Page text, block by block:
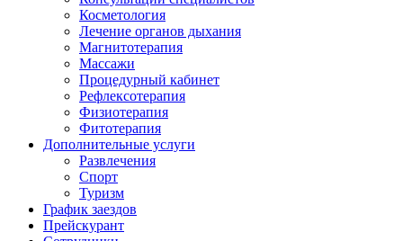
Косметология
Лечение органов дыхания
Магнитотерапия
Массажи
Процедурный кабинет
Рефлексотерапия
Физиотерапия
Фитотерапия
Дополнительные услуги
Развлечения
Спорт
Туризм
График заездов
Прейскурант